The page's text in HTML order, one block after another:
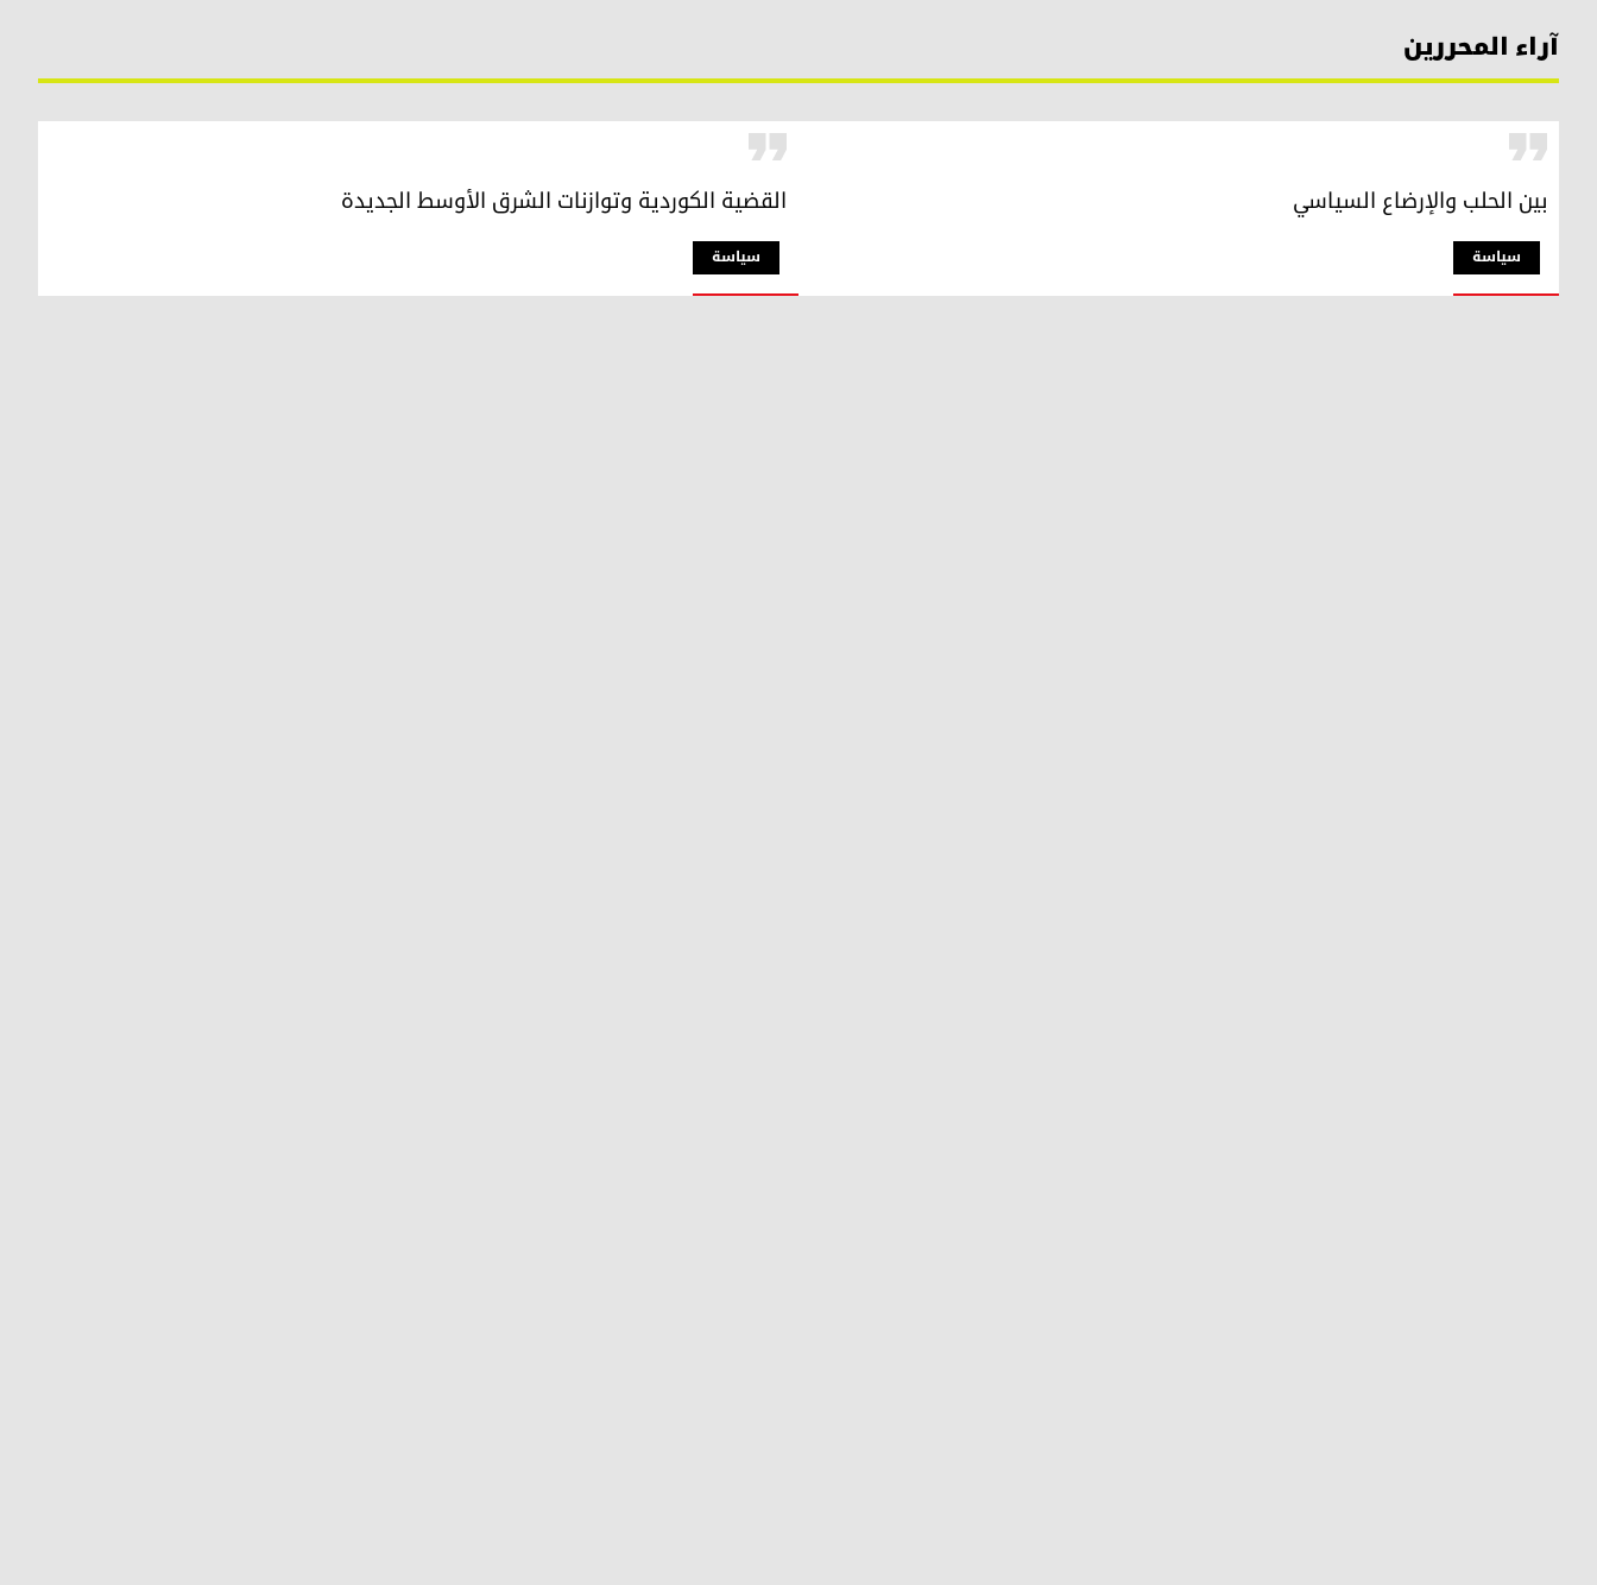
آراء المحررين
سیاسة
بين الحلب والإرضاع السياسي
سیاسة
القضية الكوردية وتوازنات الشرق الأوسط الجديدة